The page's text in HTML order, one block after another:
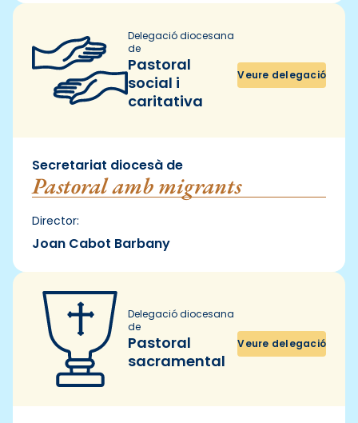
Delegació diocesana
de
Pastoral
social i
caritativa
Veure delegació
Secretariat diocesà de
Pastoral amb migrants
Director:
Joan Cabot Barbany
Delegació diocesana
de
Pastoral
sacramental
Veure delegació